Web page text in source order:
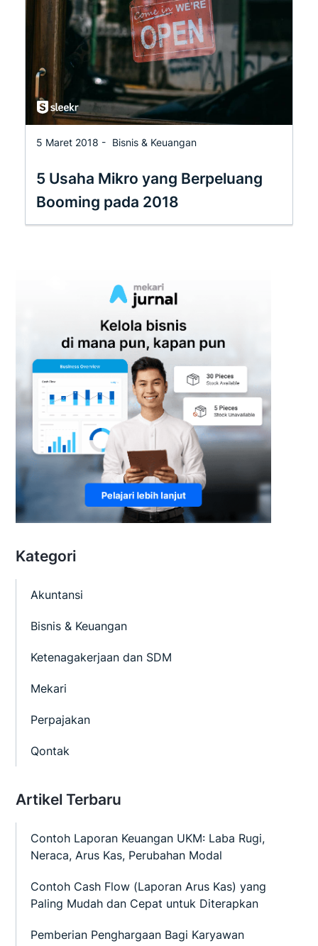
5 Maret 2018 - Bisnis & Keuangan
5 Usaha Mikro yang Berpeluang
Booming pada 2018
Kategori
Akuntansi
Bisnis & Keuangan
Ketenagakerjaan dan SDM
Mekari
Perpajakan
Qontak
Artikel Terbaru
Contoh Laporan Keuangan UKM: Laba Rugi,
Neraca, Arus Kas, Perubahan Modal
Contoh Cash Flow (Laporan Arus Kas) yang
Paling Mudah dan Cepat untuk Diterapkan
Pemberian Penghargaan Bagi Karyawan